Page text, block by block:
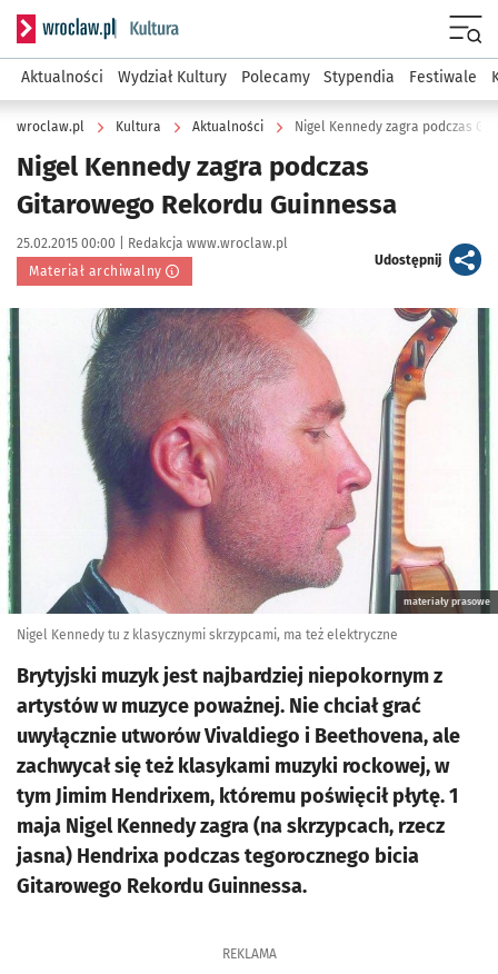
Serwis informacyjny wroclaw.pl podserwis: Kultura
Aktualności Wydział Kultury Polecamy Stypendia Festiwale
wroclaw.pl Kultura Aktualności Nigel Kennedy zagra podczas
Nigel Kennedy zagra podczas
Gitarowego Rekordu Guinnessa
Data publikacji:
25.02.2015 00:00 | Autor:
Redakcja www.wroclaw.pl
Materiał archiwalny
Udostępnijartykuł
Kliknij, aby powiększyć
materiały prasowe
Nigel Kennedy tu z klasycznymi skrzypcami, ma też elektryczne
Brytyjski muzyk jest najbardziej niepokornym z
artystów w muzyce poważnej. Nie chciał grać
uwyłącznie utworów Vivaldiego i Beethovena, ale
zachwycał się też klasykami muzyki rockowej, w
tym Jimim Hendrixem, któremu poświęcił płytę. 1
maja Nigel Kennedy zagra (na skrzypcach, rzecz
jasna) Hendrixa podczas tegorocznego bicia
Gitarowego Rekordu Guinnessa.
REKLAMA